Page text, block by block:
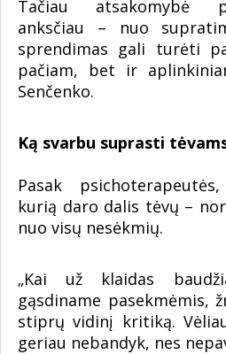
Tačiau atsakomybė
anksčiau – nuo
sprendimas gali turėti
pačiam, bet ir
Senčenko.
Ką svarbu suprasti
Pasak
kurią daro dalis tėvų –
nuo visų nesėkmių.
„Kai už klaidas
gąsdiname pasekmėmis,
stiprų vidinį kritiką.
geriau nebandyk, nes